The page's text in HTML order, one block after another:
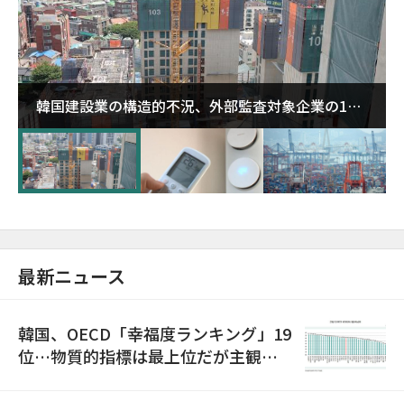
韓国建設業の構造的不況、外部監査対象企業の1割
超が「ゾンビ企業」に…5年で2.8倍増
最新ニュース
韓国、OECD「幸福度ランキング」19
位…物質的指標は最上位だが主観的